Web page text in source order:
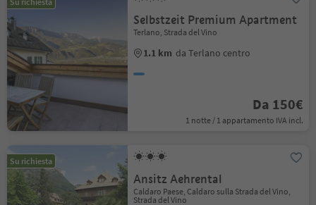
Selbstzeit Premium Apartment
Terlano, Strada del Vino
1.1 km da Terlano centro
Da 150€
1 notte / 1 appartamento IVA incl.
Su richiesta
Ansitz Aehrental
Caldaro Paese, Caldaro sulla Strada del Vino,
Strada del Vino